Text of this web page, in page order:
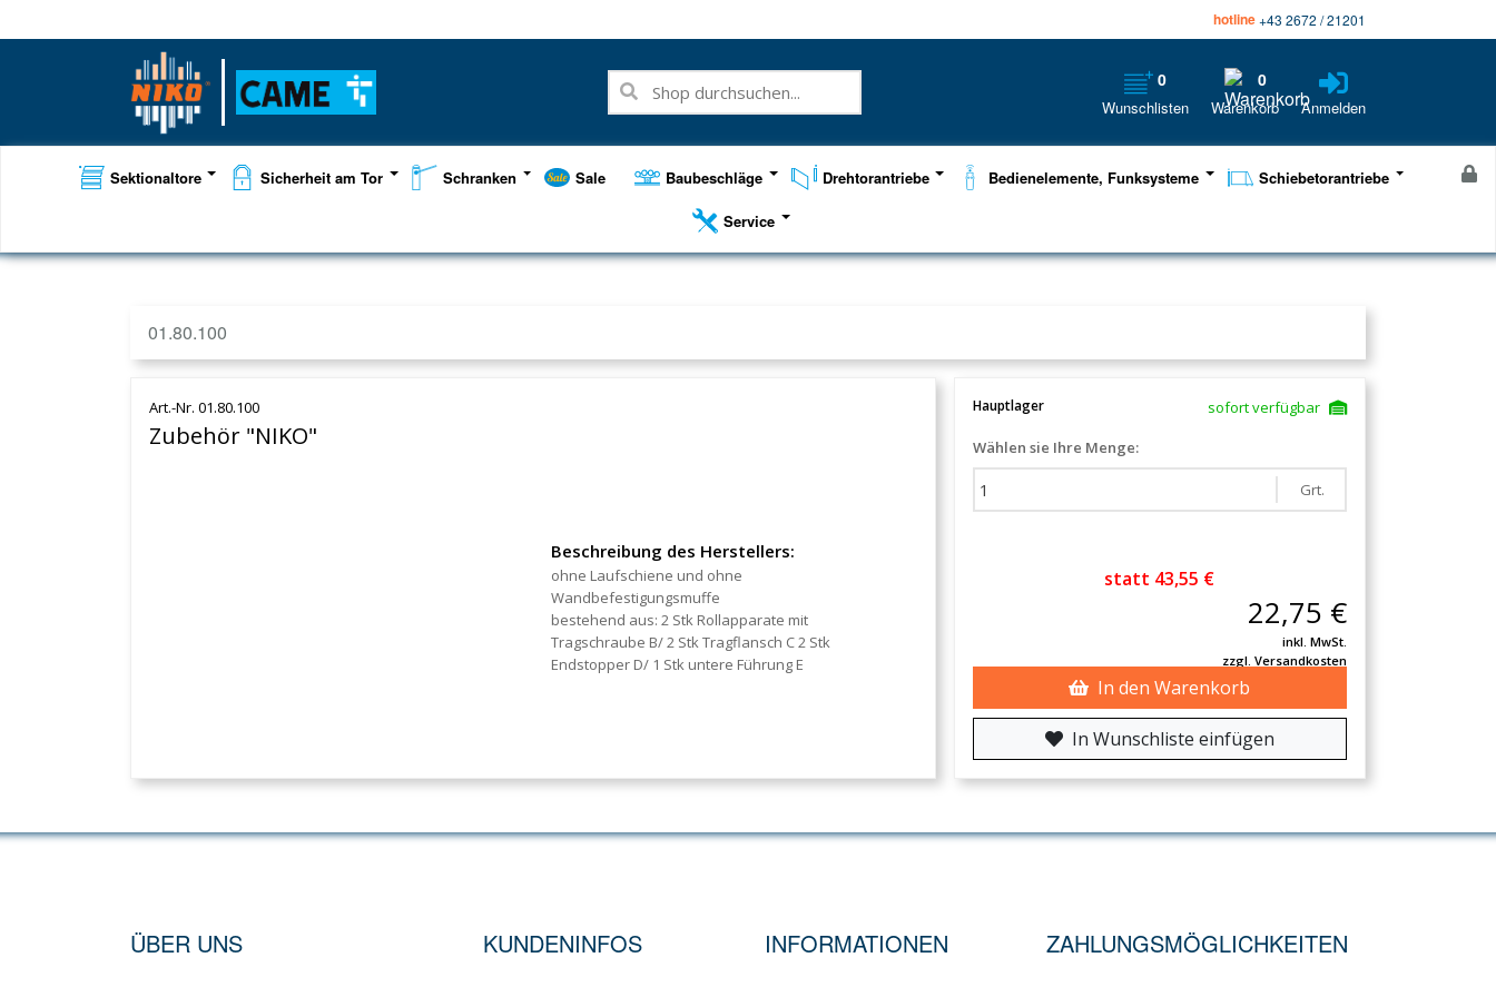
hotline+43 2672 / 21201
0
Wunschlisten
0
Warenkorb Anmelden
Sektionaltore Sicherheit am Tor Schranken Sale Baubeschläge Drehtorantriebe Bedienelemente, Funksysteme Schiebetorantriebe
Service
01.80.100
Art.-Nr. 01.80.100
Zubehör "NIKO"
Beschreibung des Herstellers:
ohne Laufschiene und ohne
Wandbefestigungsmuffe
bestehend aus: 2 Stk Rollapparate mit
Tragschraube B/ 2 Stk Tragflansch C 2 Stk
Endstopper D/ 1 Stk untere Führung E
Hauptlager
sofort verfügbar
Wählen sie Ihre Menge:
Grt.
statt 43,55 €
22,75 €
inkl. MwSt.
zzgl. Versandkosten
In den Warenkorb
In Wunschliste einfügen
ÜBER UNS KUNDENINFOS INFORMATIONEN ZAHLUNGSMÖGLICHKEITEN